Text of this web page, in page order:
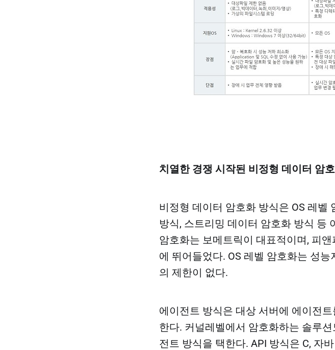
치열한 경쟁 시작된 비정형 데이터 암
비정형 데이터 암호화 방식은 OS 레벨
방식, 스트리밍 데이터 암호화 방식 등
암호화는 보메트릭이 대표적이며, 피
에 뛰어들었다. OS 레벨 암호화는 성
의 제한이 없다.​
에이전트 방식은 대상 서버에 에이전
한다. 커널레벨에서 암호화하는 솔루
전트 방식을 택한다. API 방식은 C, 자